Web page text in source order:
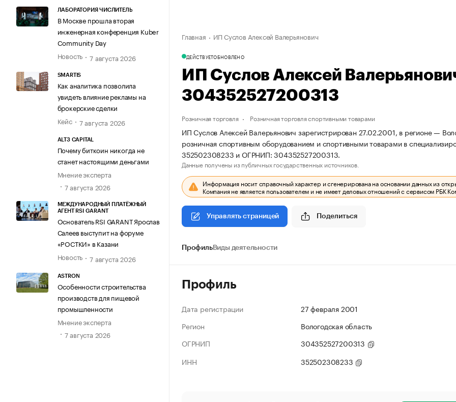
ЛАБОРАТОРИЯ ЧИСЛИТЕЛЬ
В Москве прошла вторая
инженерная конференция Kuber
Community Day
Новость
7 августа 2026
SMARTIS
Как аналитика позволила
увидеть влияние рекламы на
брокерские сделки
Кейс
7 августа 2026
ALT3 CAPITAL
Почему биткоин никогда не
станет настоящими деньгами
Мнение эксперта
7 августа 2026
МЕЖДУНАРОДНЫЙ ПЛАТЁЖНЫЙ
АГЕНТ RSI GARANT
Основатель RSI GARANT Ярослав
Салеев выступит на форуме
«РОСТКИ» в Казани
Новость
7 августа 2026
ASTRON
Особенности строительства
производств для пищевой
промышленности
Мнение эксперта
7 августа 2026
Главная ИП Суслов Алексей Валерьянович
ДЕЙСТВУЕТОБНОВЛЕНО
ИП Суслов Алексей
304352527200313
Розничная торговля Розничная торговля спортивными товарами
ИП Суслов Алексей Валерьянович зарегистрирован 27.02.2001, в регионе —
розничная спортивным оборудованием и спортивными товарами в
352502308233 и ОГРНИП: 304352527200313.
Данные получены из публичных государственных источников.
Информация носит справочный характер и сгенерирована на основании данных из
Компания не является пользователем и не имеет деловых отношений с сервисом РБК
Управлять страницей Поделиться
ПрофильВиды деятельности
Профиль
Дата регистрации
27 февраля 2001
Регион
Вологодская область
ОГРНИП
304352527200313
ИНН
352502308233